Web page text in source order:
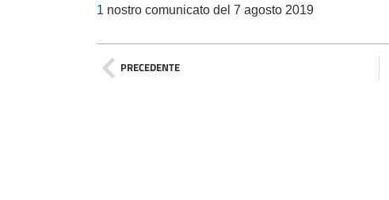
1 nostro comunicato del 7 agosto 2019
PRECEDENTE